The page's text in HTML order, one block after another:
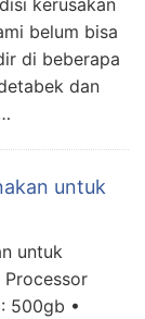
kerusakan
belum bisa
di beberapa
dan
untuk
untuk
Processor
500gb •